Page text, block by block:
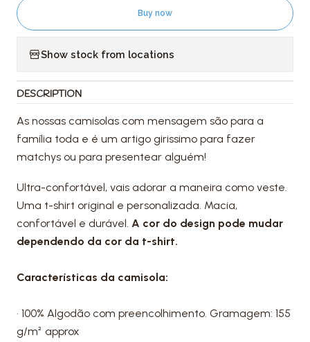
Buy now
Show stock from locations
DESCRIPTION
As nossas camisolas com mensagem são para a
família toda e é um artigo girissimo para fazer
matchys ou para presentear alguém!
Ultra-confortável, vais adorar a maneira como veste.
Uma t-shirt original e personalizada. Macia,
confortável e durável. A cor do design pode mudar
dependendo da cor da t-shirt.
Características da camisola:
• 100% Algodão com preencolhimento. Gramagem: 155
g/m² approx